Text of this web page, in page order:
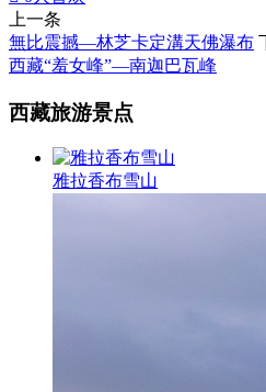
上一条
無比震撼—林芝卡定溝天佛瀑布
西藏“羞女峰”—南迦巴瓦峰
西藏旅游景点
雅拉香布雪山